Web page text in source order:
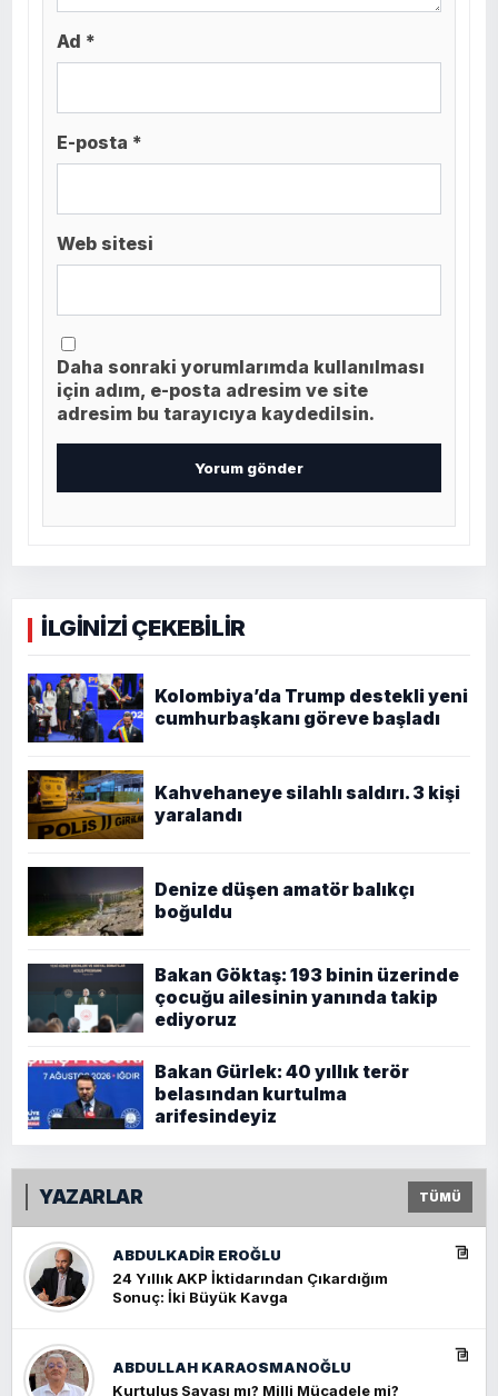
Ad *
E-posta *
Web sitesi
Daha sonraki yorumlarımda kullanılması
için adım, e-posta adresim ve site
adresim bu tarayıcıya kaydedilsin.
İLGİNİZİ ÇEKEBİLİR
Kolombiya’da Trump destekli yeni
cumhurbaşkanı göreve başladı
Kahvehaneye silahlı saldırı. 3 kişi
yaralandı
Denize düşen amatör balıkçı
boğuldu
Bakan Göktaş: 193 binin üzerinde
çocuğu ailesinin yanında takip
ediyoruz
Bakan Gürlek: 40 yıllık terör
belasından kurtulma
arifesindeyiz
YAZARLAR TÜMÜ
ABDULKADIR EROĞLU
24 Yıllık AKP İktidarından Çıkardığım
Sonuç: İki Büyük Kavga
ABDULLAH KARAOSMANOĞLU
Kurtuluş Savaşı mı? Milli Mücadele mi?